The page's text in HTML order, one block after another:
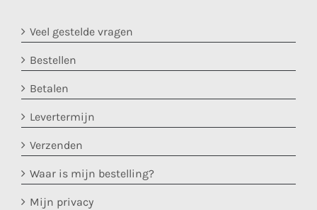
Veel gestelde vragen
Bestellen
Betalen
Levertermijn
Verzenden
Waar is mijn bestelling?
Mijn privacy